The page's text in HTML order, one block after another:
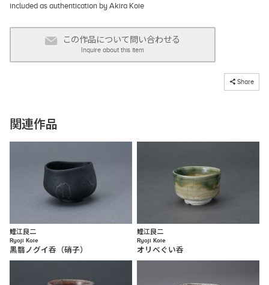
included as authentication by Akira Koie
この作品について問い合わせる
Inquire about this item
Share
コピーしました
関連作品
鯉江良二
Ryoji Koie
黒翳ノグイ呑（硝子）
鯉江良二
Ryoji Koie
オリベぐい呑